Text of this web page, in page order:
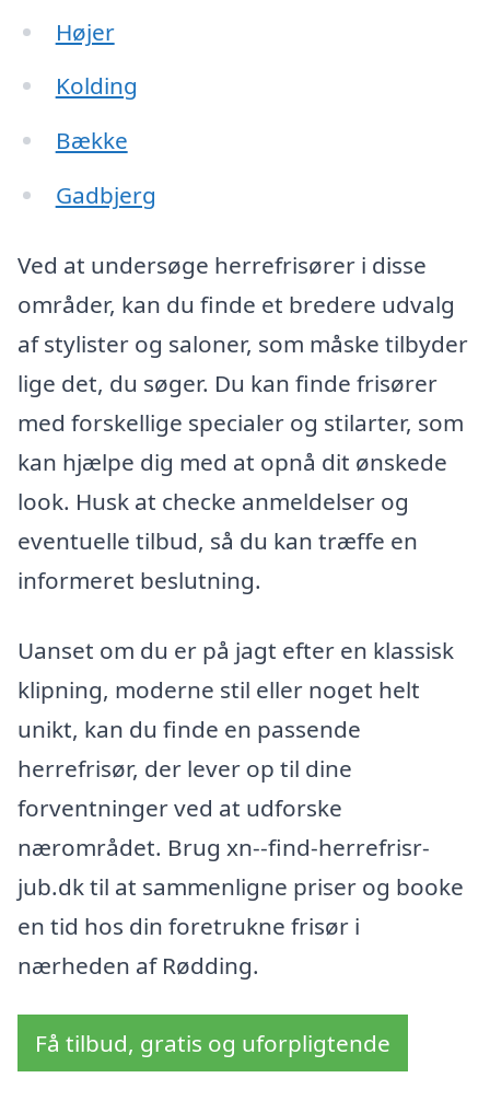
Højer
Kolding
Bække
Gadbjerg
Ved at undersøge herrefrisører i disse
områder, kan du finde et bredere udvalg
af stylister og saloner, som måske tilbyder
lige det, du søger. Du kan finde frisører
med forskellige specialer og stilarter, som
kan hjælpe dig med at opnå dit ønskede
look. Husk at checke anmeldelser og
eventuelle tilbud, så du kan træffe en
informeret beslutning.
Uanset om du er på jagt efter en klassisk
klipning, moderne stil eller noget helt
unikt, kan du finde en passende
herrefrisør, der lever op til dine
forventninger ved at udforske
nærområdet. Brug xn--find-herrefrisr-
jub.dk til at sammenligne priser og booke
en tid hos din foretrukne frisør i
nærheden af Rødding.
Få tilbud, gratis og uforpligtende